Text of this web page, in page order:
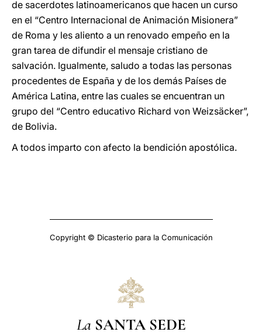
de sacerdotes latinoamericanos que hacen un curso
en el “Centro Internacional de Animación Misionera”
de Roma y les aliento a un renovado empeño en la
gran tarea de difundir el mensaje cristiano de
salvación. Igualmente, saludo a todas las personas
procedentes de España y de los demás Países de
América Latina, entre las cuales se encuentran un
grupo del “Centro educativo Richard von Weizsäcker”,
de Bolivia.
A todos imparto con afecto la bendición apostólica.
Copyright © Dicasterio para la Comunicación
La SANTA SEDE